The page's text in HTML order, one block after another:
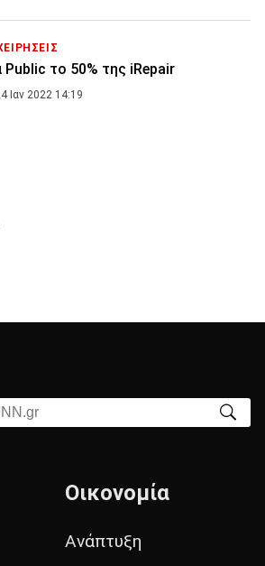
Public το 50% της iRepair
Ιαν 2022 14:19
Οικονομία
Ανάπτυξη